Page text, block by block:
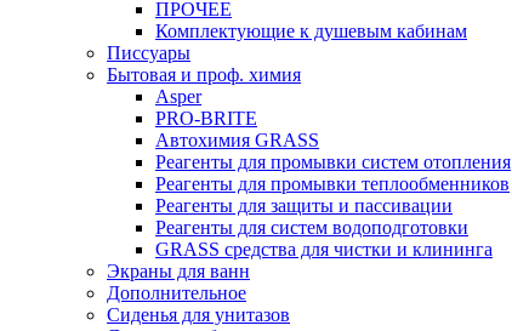
ПРОЧЕЕ
Комплектующие к душевым кабинам
Писсуары
Бытовая и проф. химия
Asper
PRO-BRITE
Автохимия GRASS
Реагенты для промывки систем отопления
Реагенты для промывки теплообменников
Реагенты для защиты и пассивации
Реагенты для систем водоподготовки
GRASS средства для чистки и клининга
Экраны для ванн
Дополнительное
Сиденья для унитазов